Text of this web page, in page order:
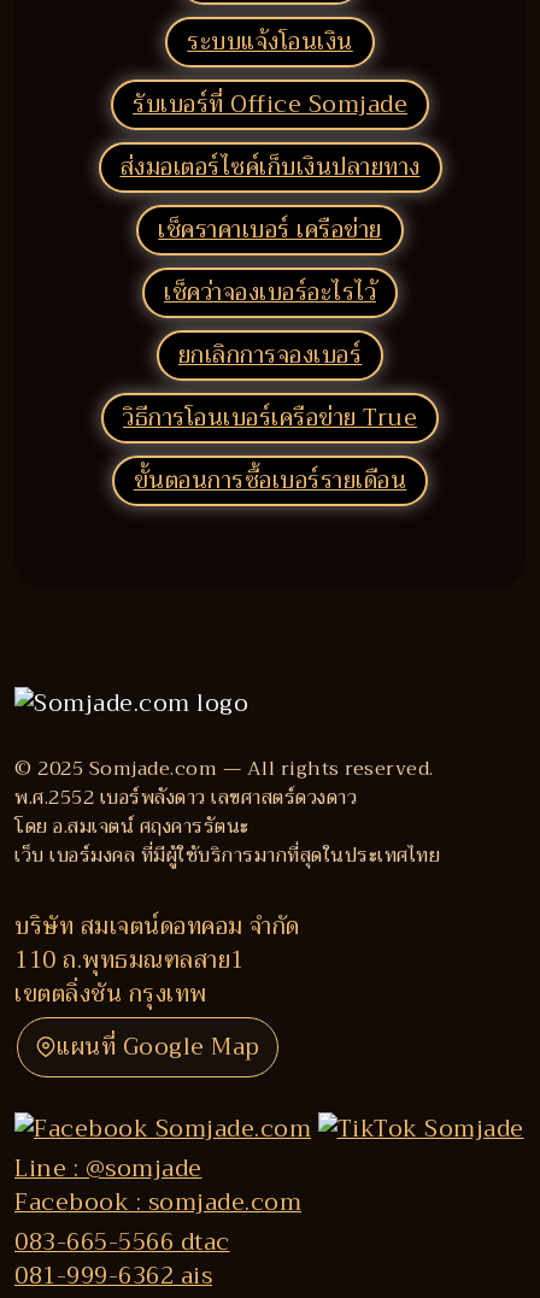
ระบบแจ้งโอนเงิน
รับเบอร์ที่ Office Somjade
ส่งมอเตอร์ไซค์เก็บเงินปลายทาง
เช็คราคาเบอร์ เครือข่าย
เช็คว่าจองเบอร์อะไรไว้
ยกเลิกการจองเบอร์
วิธีการโอนเบอร์เครือข่าย True
ขั้นตอนการซื้อเบอร์รายเดือน
© 2025 Somjade.com — All rights reserved.
พ.ศ.2552 เบอร์พลังดาว เลขศาสตร์ดวงดาว
โดย อ.สมเจตน์ ศฤงคารรัตนะ
เว็บ เบอร์มงคล ที่มีผู้ใช้บริการมากที่สุดในประเทศไทย
บริษัท สมเจตน์ดอทคอม จำกัด
110 ถ.พุทธมณฑลสาย1
เขตตลิ่งชัน กรุงเทพ
แผนที่ Google Map
Line : @somjade
Facebook : somjade.com
083-665-5566 dtac
081-999-6362 ais